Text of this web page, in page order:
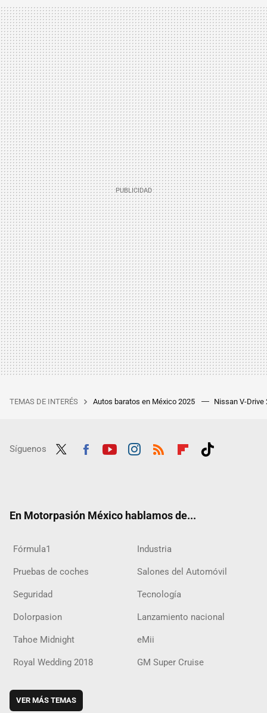
TEMAS DE INTERÉS Autos baratos en México 2025 Nissan V-Drive
Síguenos
En Motorpasión México hablamos de...
Fórmula1 Industria
Pruebas de coches Salones del Automóvil
Seguridad Tecnología
Dolorpasion Lanzamiento nacional
Tahoe Midnight eMii
Royal Wedding 2018 GM Super Cruise
VER MÁS TEMAS